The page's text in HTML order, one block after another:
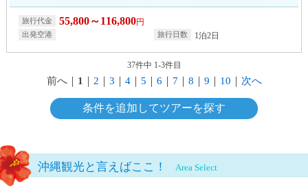
55,800～116,800円
1泊2日
37件中 1-3件目
前へ｜ 1 2 3 4｜ 5 6 7 8 9 10 次へ
条件を追加してツアーを探す
沖縄観光と言えばここ！ Area Select